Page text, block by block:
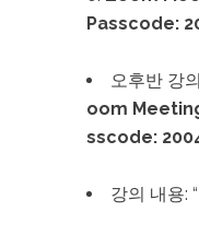
Passcode:
오후반 강
oom
sscode:
강의 내용: